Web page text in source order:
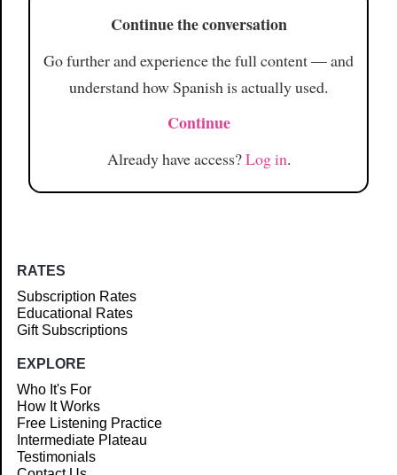
Continue the conversation
Go further and experience the full content — and
understand how Spanish is actually used.
Continue
Already have access?Log in.
RATES
Subscription Rates
Educational Rates
Gift Subscriptions
EXPLORE
Who It's For
How It Works
Free Listening Practice
Intermediate Plateau
Testimonials